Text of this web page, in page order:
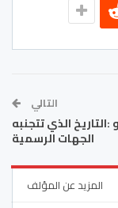
التالي
:التاريخ الذي تتجنبه
الجهات الرسمية
المزيد عن المؤلف